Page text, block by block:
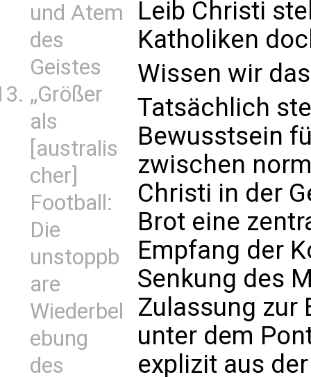
und Atem
des
Geistes
„Größer
als
[australis
cher]
Football:
Die
unstoppb
are
Wiederbel
ebung
des
Leib Christi
Katholiken
Wissen wir
Tatsächlich
Bewusstsein
zwischen
Christi in der
Brot eine
Empfang der
Senkung des
Zulassung zur
unter dem
explizit aus